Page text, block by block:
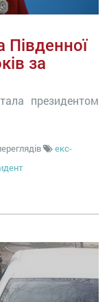
за
президентом
екс-